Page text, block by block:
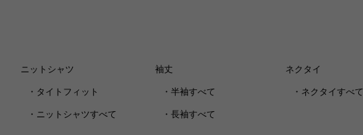
ニットシャツ
・ タイトフィット
・ ニットシャツすべて
袖丈
・ 半袖すべて
・ 長袖すべて
ネクタイ
・ ネクタイすべて